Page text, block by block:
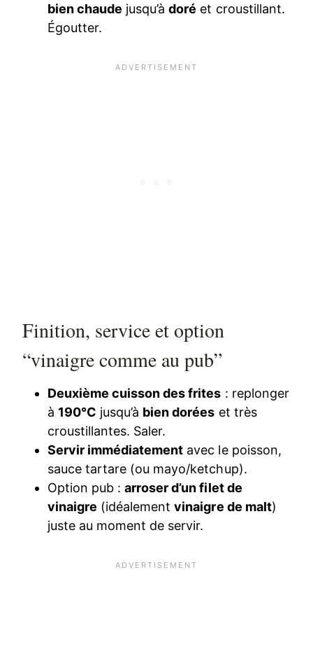
bien chaude jusqu’àdoré et croustillant.
Égoutter.
Finition, service et option
“vinaigre comme au pub”
Deuxième cuisson des frites : replonger
à 190°C jusqu’à bien dorées et très
croustillantes. Saler.
Servir immédiatement avec le poisson,
sauce tartare (ou mayo/ketchup).
Option pub :arroser d’un filet de
vinaigre (idéalementvinaigre de malt)
juste au moment de servir.